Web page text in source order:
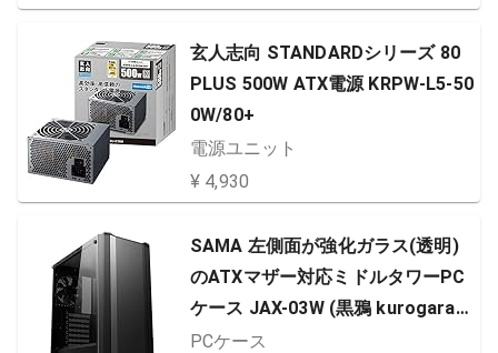
玄人志向 STANDARDシリーズ 80
PLUS 500W ATX電源 KRPW-L5-50
0W/80+
電源ユニット
¥ 4,930
SAMA 左側面が強化ガラス(透明)
のATXマザー対応ミドルタワーPC
ケース JAX-03W (黒鴉 kurogaras
u)
PCケース